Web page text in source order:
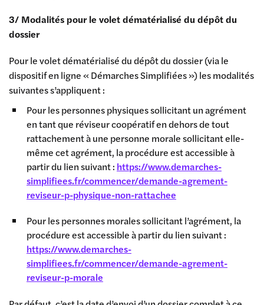
3/ Modalités pour le volet dématérialisé du dépôt du
dossier
Pour le volet dématérialisé du dépôt du dossier (via le
dispositif en ligne « Démarches Simplifiées ») les modalités
suivantes s’appliquent :
Pour les personnes physiques sollicitant un agrément
en tant que réviseur coopératif en dehors de tout
rattachement à une personne morale sollicitant elle-
même cet agrément, la procédure est accessible à
partir du lien suivant : https://www.demarches-
simplifiees.fr/commencer/demande-agrement-
reviseur-p-physique-non-rattachee
Pour les personnes morales sollicitant l’agrément, la
procédure est accessible à partir du lien suivant :
https://www.demarches-
simplifiees.fr/commencer/demande-agrement-
reviseur-p-morale